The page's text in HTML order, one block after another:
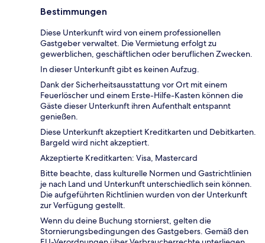
Bestimmungen
Diese Unterkunft wird von einem professionellen
Gastgeber verwaltet. Die Vermietung erfolgt zu
gewerblichen, geschäftlichen oder beruflichen Zwecken.
In dieser Unterkunft gibt es keinen Aufzug.
Dank der Sicherheitsausstattung vor Ort mit einem
Feuerlöscher und einem Erste-Hilfe-Kasten können die
Gäste dieser Unterkunft ihren Aufenthalt entspannt
genießen.
Diese Unterkunft akzeptiert Kreditkarten und Debitkarten.
Bargeld wird nicht akzeptiert.
Akzeptierte Kreditkarten: Visa, Mastercard
Bitte beachte, dass kulturelle Normen und Gastrichtlinien
je nach Land und Unterkunft unterschiedlich sein können.
Die aufgeführten Richtlinien wurden von der Unterkunft
zur Verfügung gestellt.
Wenn du deine Buchung stornierst, gelten die
Stornierungsbedingungen des Gastgebers. Gemäß den